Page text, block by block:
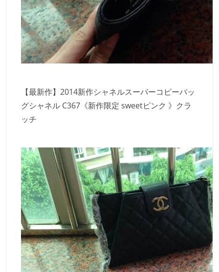
【最新作】2014新作シャネルスーパーコピーバッ
グシャネル C367《新作限定 sweetピンク 》クラ
ッチ